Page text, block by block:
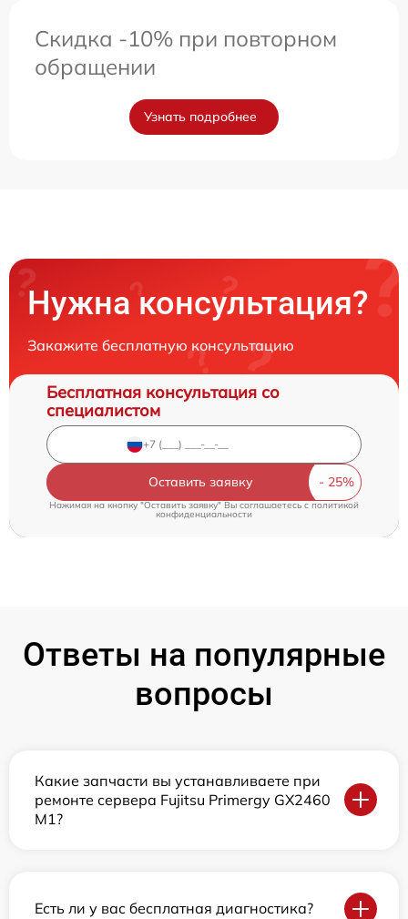
Скидка -10% при повторном
обращении
Узнать подробнее
Нужна консультация?
Закажите бесплатную консультацию
Бесплатная консультация со
специалистом
Оставить заявку
Нажимая на кнопку "Оставить заявку" Вы соглашаетесь cполитикой
конфиденциальности
Ответы на популярные
вопросы
Какие запчасти вы устанавливаете при
ремонте сервера Fujitsu Primergy GX2460
M1?
Есть ли у вас бесплатная диагностика?